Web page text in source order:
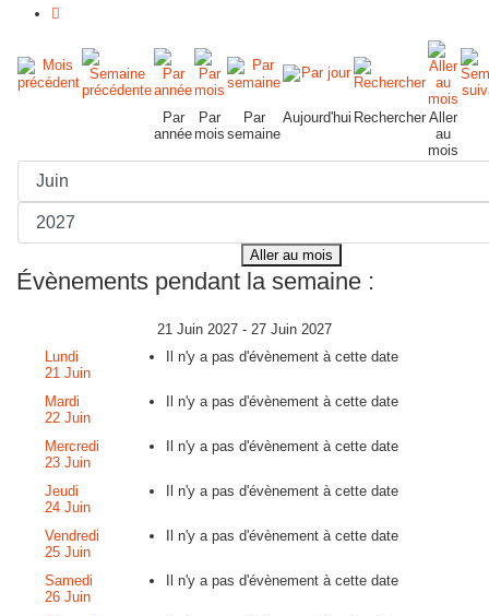
Par
année
Par
mois
Par
semaine
Aujourd'hui Rechercher Aller
au
mois
Aller au mois
Évènements pendant la semaine :
21 Juin 2027 - 27 Juin 2027
Lundi
21 Juin
Il n'y a pas d'évènement à cette date
Mardi
22 Juin
Il n'y a pas d'évènement à cette date
Mercredi
23 Juin
Il n'y a pas d'évènement à cette date
Jeudi
24 Juin
Il n'y a pas d'évènement à cette date
Vendredi
25 Juin
Il n'y a pas d'évènement à cette date
Samedi
26 Juin
Il n'y a pas d'évènement à cette date